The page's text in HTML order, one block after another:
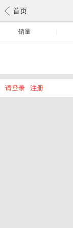
首页
销量
请登录 注册